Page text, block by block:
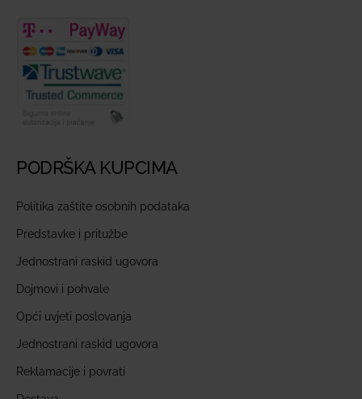
PODRŠKA KUPCIMA
Politika zaštite osobnih podataka
Predstavke i pritužbe
Jednostrani raskid ugovora
Dojmovi i pohvale
Opći uvjeti poslovanja
Jednostrani raskid ugovora
Reklamacije i povrati